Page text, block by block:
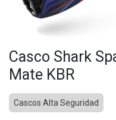
Casco Shark
Mate KBR
Cascos Alta Seguridad